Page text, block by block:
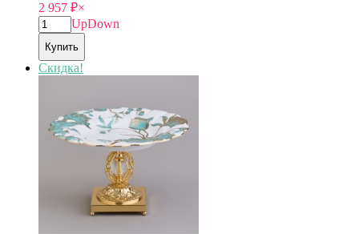
2 957 ₽×
UpDown
Купить
Скидка!